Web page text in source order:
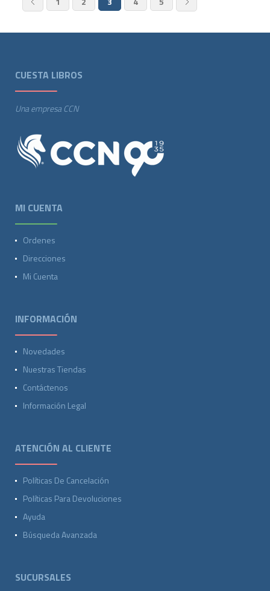
CUESTA LIBROS
Una empresa CCN
MI CUENTA
Ordenes
Direcciones
Mi Cuenta
INFORMACIÓN
Novedades
Nuestras Tiendas
Contáctenos
Información Legal
ATENCIÓN AL CLIENTE
Políticas De Cancelación
Políticas Para Devoluciones
Ayuda
Búsqueda Avanzada
SUCURSALES